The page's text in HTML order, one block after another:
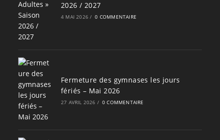
2026 / 2027
4 MAI 2026 / 0 COMMENTAIRE
Fermeture des gymnases les jours
fériés – Mai 2026
27 AVRIL 2026 / 0 COMMENTAIRE